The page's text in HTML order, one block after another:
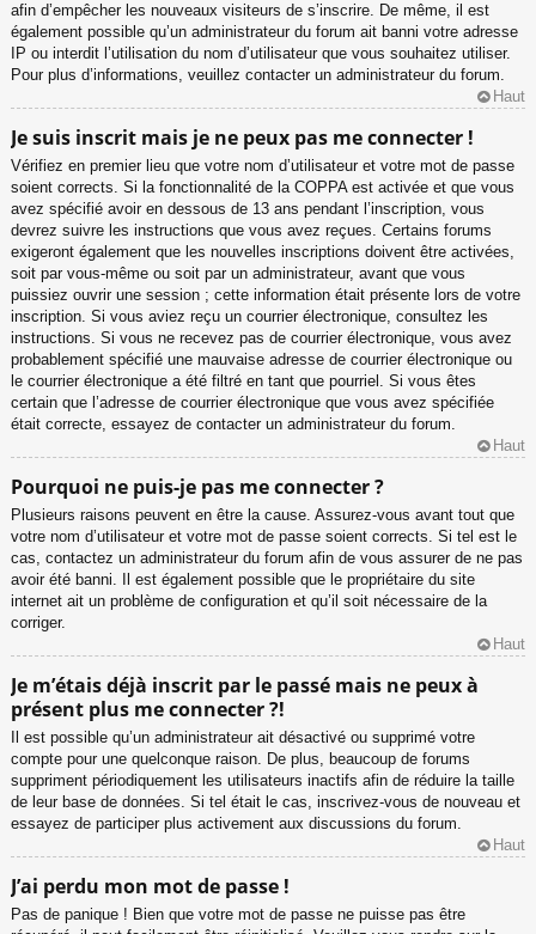
afin d’empêcher les nouveaux visiteurs de s’inscrire. De même, il est
également possible qu’un administrateur du forum ait banni votre adresse
IP ou interdit l’utilisation du nom d’utilisateur que vous souhaitez utiliser.
Pour plus d’informations, veuillez contacter un administrateur du forum.
Haut
Je suis inscrit mais je ne peux pas me connecter !
Vérifiez en premier lieu que votre nom d’utilisateur et votre mot de passe
soient corrects. Si la fonctionnalité de la COPPA est activée et que vous
avez spécifié avoir en dessous de 13 ans pendant l’inscription, vous
devrez suivre les instructions que vous avez reçues. Certains forums
exigeront également que les nouvelles inscriptions doivent être activées,
soit par vous-même ou soit par un administrateur, avant que vous
puissiez ouvrir une session ; cette information était présente lors de votre
inscription. Si vous aviez reçu un courrier électronique, consultez les
instructions. Si vous ne recevez pas de courrier électronique, vous avez
probablement spécifié une mauvaise adresse de courrier électronique ou
le courrier électronique a été filtré en tant que pourriel. Si vous êtes
certain que l’adresse de courrier électronique que vous avez spécifiée
était correcte, essayez de contacter un administrateur du forum.
Haut
Pourquoi ne puis-je pas me connecter ?
Plusieurs raisons peuvent en être la cause. Assurez-vous avant tout que
votre nom d’utilisateur et votre mot de passe soient corrects. Si tel est le
cas, contactez un administrateur du forum afin de vous assurer de ne pas
avoir été banni. Il est également possible que le propriétaire du site
internet ait un problème de configuration et qu’il soit nécessaire de la
corriger.
Haut
Je m’étais déjà inscrit par le passé mais ne peux à
présent plus me connecter ?!
Il est possible qu’un administrateur ait désactivé ou supprimé votre
compte pour une quelconque raison. De plus, beaucoup de forums
suppriment périodiquement les utilisateurs inactifs afin de réduire la taille
de leur base de données. Si tel était le cas, inscrivez-vous de nouveau et
essayez de participer plus activement aux discussions du forum.
Haut
J’ai perdu mon mot de passe !
Pas de panique ! Bien que votre mot de passe ne puisse pas être